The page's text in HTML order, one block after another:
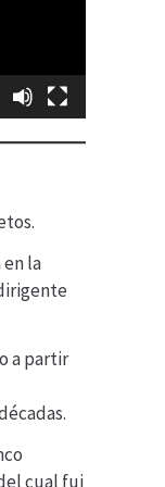
en la
a partir
cual fui